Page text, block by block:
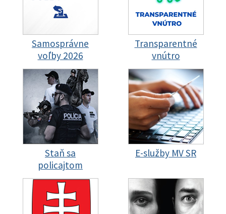
Samosprávne
voľby 2026
Transparentné
vnútro
Staň sa
policajtom
E-služby MV SR